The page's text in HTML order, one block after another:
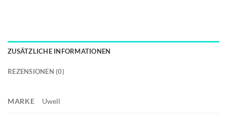
ZUSÄTZLICHE INFORMATIONEN
REZENSIONEN (0)
MARKE Uwell